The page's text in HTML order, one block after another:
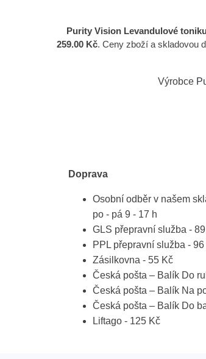
Purity Vision Levandulové
259.00 Kč. Ceny zboží a skladovou
Výrobce
Doprava
Osobní odběr v našem
po - pá 9 - 17 h
GLS přepravní služba -
PPL přepravní služba -
Zásilkovna - 55 Kč
Česká pošta – Balík Do
Česká pošta – Balík Na
Česká pošta – Balík Do
Liftago - 125 Kč